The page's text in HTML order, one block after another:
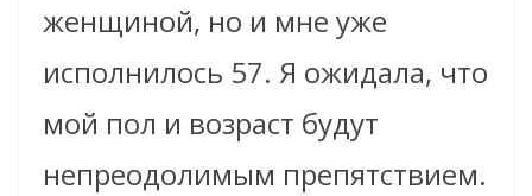
женщиной, но и мне уже
исполнилось 57. Я ожидала, что
мой пол и возраст будут
непреодолимым препятствием.